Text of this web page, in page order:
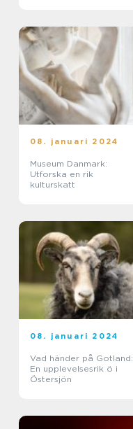
08. januari 2024
Museum Danmark:
Utforska en rik
kulturskatt
08. januari 2024
Vad händer på Gotland:
En upplevelsesrik ö i
Östersjön